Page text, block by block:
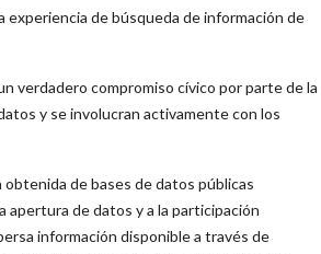
de búsqueda de información de
verdadero compromiso cívico por parte de la
y se involucran activamente con los
de bases de datos públicas
apertura de datos y a la participación
información disponible a través de